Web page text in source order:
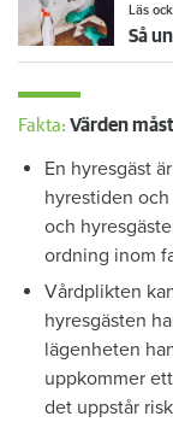
Läs
Fakta: Värden
En hyresgäst
hyrestiden
och
ordning inom
Vårdplikten
hyresgästen
lägenheten
uppkommer
det uppstår